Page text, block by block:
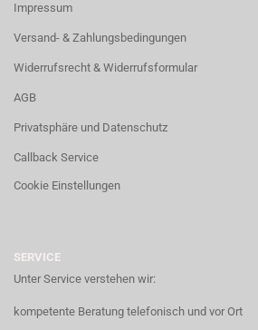
Impressum
Versand- & Zahlungsbedingungen
Widerrufsrecht & Widerrufsformular
AGB
Privatsphäre und Datenschutz
Callback Service
Cookie Einstellungen
SERVICE
Unter Service verstehen wir:
kompetente Beratung telefonisch und vor Ort